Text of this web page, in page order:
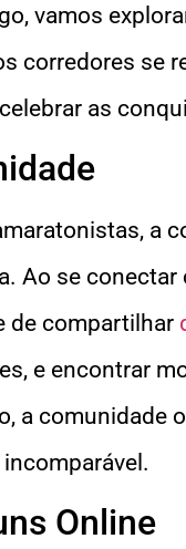
vamos
corredores se
as
a
Ao se
de compartilhar
e encontrar
a comunidade
Online